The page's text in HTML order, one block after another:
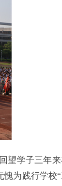
望学子三年
愧为践行学校